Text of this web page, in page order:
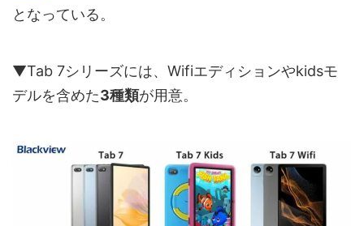
となっている。
▼Tab 7シリーズには、Wifiエディションやkidsモ
デルを含めた3種類が用意。